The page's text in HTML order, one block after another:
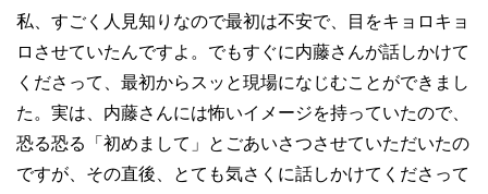
私、すごく人見知りなので最初は不安で、目をキョロキョ
ロさせていたんですよ。でもすぐに内藤さんが話しかけて
くださって、最初からスッと現場になじむことができまし
た。実は、内藤さんには怖いイメージを持っていたので、
恐る恐る「初めまして」とごあいさつさせていただいたの
ですが、その直後、とても気さくに話しかけてくださって